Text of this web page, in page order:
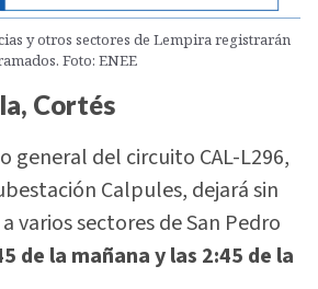
y otros sectores de Lempira registrarán
Foto: ENEE
Cortés
general del circuito CAL-L296,
Calpules, dejará sin
varios sectores de San Pedro
de la mañana y las 2:45 de la